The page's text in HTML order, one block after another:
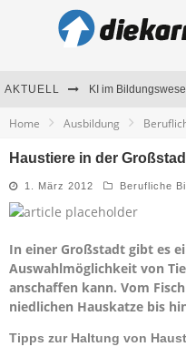
AKTUELL
Home Ausbildung
Haustiere in der
1. März 2012 Berufliche
In einer Großstadt gibt es
Auswahlmöglichkeit von
anschaffen kann. Vom
niedlichen Hauskatze bis
Tipps zur Haltung von